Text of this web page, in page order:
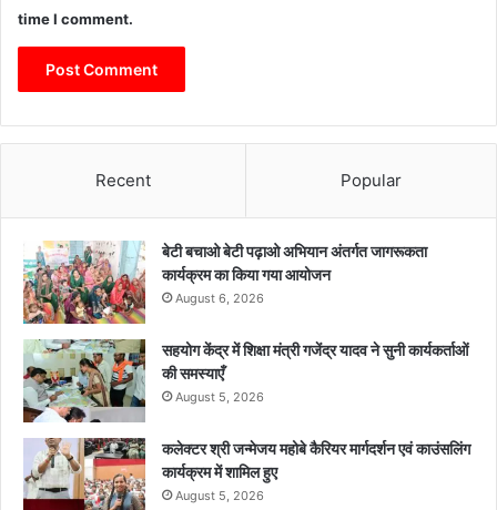
time I comment.
Recent Popular
बेटी बचाओ बेटी पढ़ाओ अभियान अंतर्गत जागरूकता
कार्यक्रम का किया गया आयोजन
August 6, 2026
सहयोग केंद्र में शिक्षा मंत्री गजेंद्र यादव ने सुनी कार्यकर्ताओं
की समस्याएँ
August 5, 2026
कलेक्टर श्री जन्मेजय महोबे कैरियर मार्गदर्शन एवं काउंसलिंग
कार्यक्रम में शामिल हुए
August 5, 2026